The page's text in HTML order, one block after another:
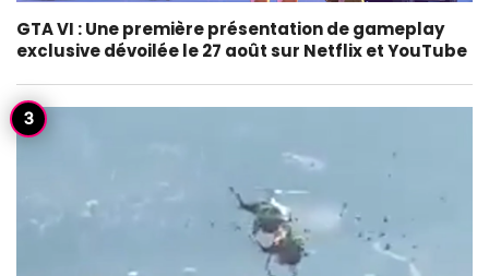
GTA VI : Une première présentation de gameplay
exclusive dévoilée le 27 août sur Netflix et YouTube